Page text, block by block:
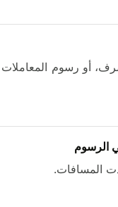
أو رسوم المعاملات
المسافات.